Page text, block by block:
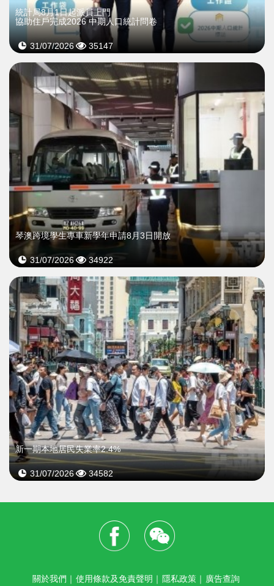
統計局8月1日起派員上門
協助住戶完成2026 中期人口統計問卷
31/07/2026 35147
琴澳跨境學生專車新學年申請8月3日開放
31/07/2026 34922
新一期本地居民失業率2.4%
31/07/2026 34582
關於我們 ｜ 使用條款及免責聲明 ｜ 隱私政策 ｜ 廣告查詢